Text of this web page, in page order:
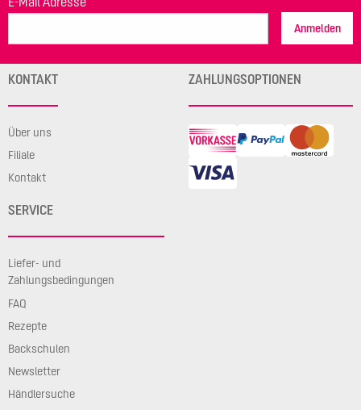
Anmelden
KONTAKT
Über uns
Filiale
Kontakt
SERVICE
Liefer- und
Zahlungsbedingungen
FAQ
Rezepte
Backschulen
Newsletter
Händlersuche
ZAHLUNGSOPTIONEN